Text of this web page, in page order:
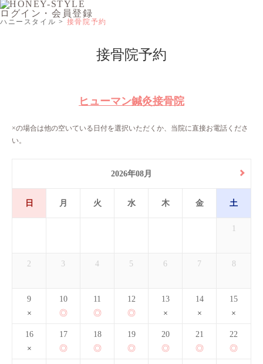
ログイン・会員登録
ハニースタイル 接骨院予約
接骨院予約
ヒューマン鍼灸接骨院
×の場合は他の空いている日付を選択いただくか、当院に直接お電話くださ
い。
2026年08月
日 月 火 水 木 金 土
1
2 3 4 5 6 7 8
9 10 11 12 13 14 15
16 17 18 19 20 21 22